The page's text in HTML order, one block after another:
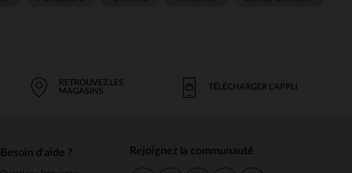
RETROUVEZ LES
MAGASINS
TÉLÉCHARGER L'APPLI
Besoin d'aide ? Rejoignez la communauté